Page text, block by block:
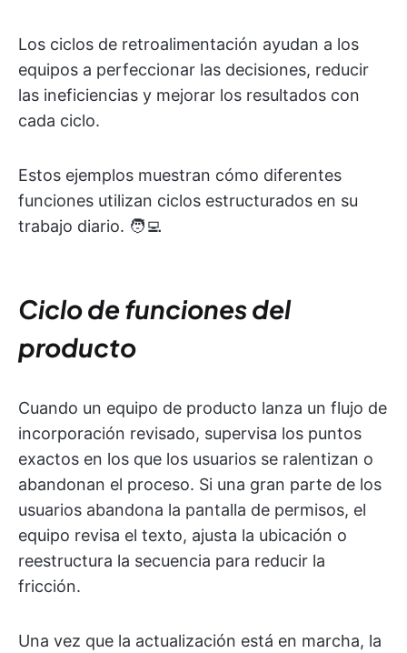
Los ciclos de retroalimentación ayudan a los
equipos a perfeccionar las decisiones, reducir
las ineficiencias y mejorar los resultados con
cada ciclo.
Estos ejemplos muestran cómo diferentes
funciones utilizan ciclos estructurados en su
trabajo diario. 🧑‍💻
Ciclo de funciones del
producto
Cuando un equipo de producto lanza un flujo de
incorporación revisado, supervisa los puntos
exactos en los que los usuarios se ralentizan o
abandonan el proceso. Si una gran parte de los
usuarios abandona la pantalla de permisos, el
equipo revisa el texto, ajusta la ubicación o
reestructura la secuencia para reducir la
fricción.
Una vez que la actualización está en marcha, la